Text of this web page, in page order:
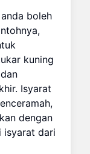
boleh
kuning
Isyarat
dengan
isyarat dari